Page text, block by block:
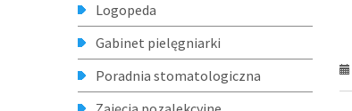
Logopeda
Gabinet pielęgniarki
Poradnia stomatologiczna